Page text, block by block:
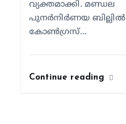
വ്യക്തമാക്കി. മണ്ഡല
പുനർനിർണയ ബില്ലിൽ
കോൺഗ്രസ്…
Continue reading